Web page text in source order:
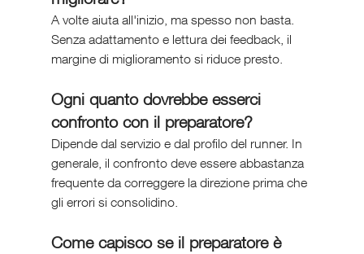
A volte aiuta all'inizio, ma spesso non basta.
Senza adattamento e lettura dei feedback, il
margine di miglioramento si riduce presto.
Ogni quanto dovrebbe esserci
confronto con il preparatore?
Dipende dal servizio e dal profilo del runner. In
generale, il confronto deve essere abbastanza
frequente da correggere la direzione prima che
gli errori si consolidino.
Come capisco se il preparatore è